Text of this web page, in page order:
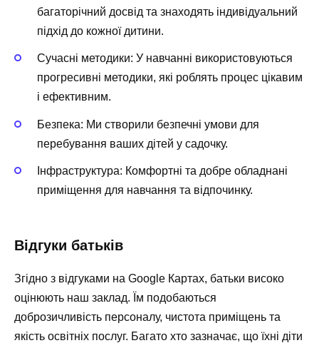
багаторічний досвід та знаходять індивідуальний
підхід до кожної дитини.
Сучасні методики: У навчанні використовуються
прогресивні методики, які роблять процес цікавим
і ефективним.
Безпека: Ми створили безпечні умови для
перебування ваших дітей у садочку.
Інфраструктура: Комфортні та добре обладнані
приміщення для навчання та відпочинку.
Відгуки батьків
Згідно з відгуками на Google Картах, батьки високо
оцінюють наш заклад. Їм подобаються
доброзичливість персоналу, чистота приміщень та
якість освітніх послуг. Багато хто зазначає, що їхні діти